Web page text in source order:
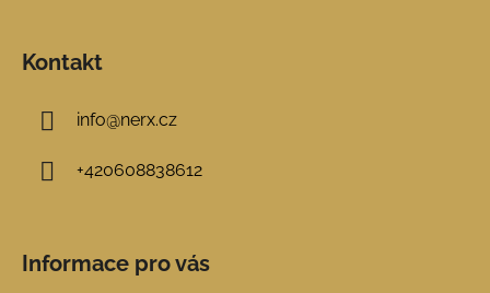
Kontakt
info@nerx.cz
+420608838612
Informace pro vás